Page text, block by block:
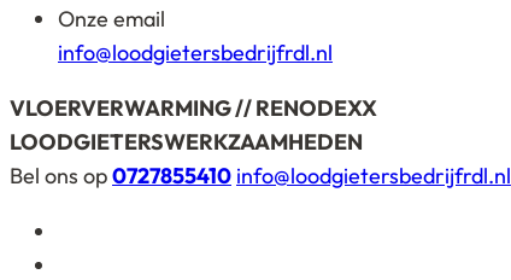
Onze email
info@loodgietersbedrijfrdl.nl
VLOERVERWARMING // RENODEXX
LOODGIETERSWERKZAAMHEDEN
Bel ons op0727855410 info@loodgietersbedrijfrdl.nl